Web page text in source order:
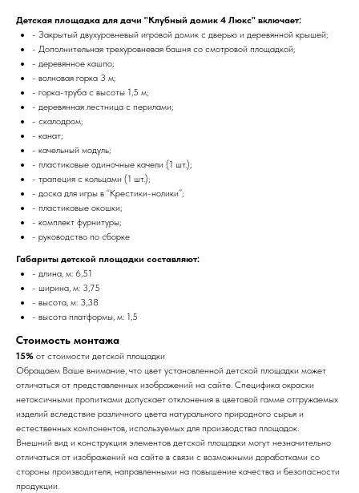
Детская площадка для дачи "Клубный домик 4 Люкс" включает:
- Закрытый двухуровневый игровой домик с дверью и деревянной крышей;
- Дополнительная трехуровневая башня со смотровой площадкой;
- деревянное кашпо;
- волновая горка 3 м;
- горка-труба с высоты 1,5 м;
- деревянная лестница с перилами;
- скалодром;
- канат;
- качельный модуль;
- пластиковые одиночные качели (1 шт.);
- трапеция с кольцами (1 шт.);
- доска для игры в “Крестики-нолики”;
- пластиковые окошки;
- комплект фурнитуры;
- руководство по сборке
Габариты детской площадки составляют:
- длина, м: 6,51
- ширина, м: 3,75
- высота, м: 3,38
- высота платформы, м: 1,5
Стоимость монтажа
15% от стоимости детской площадки
Обращаем Ваше внимание, что цвет установленной детской площадки может
отличаться от представленных изображений на сайте. Специфика окраски
нетоксичными пропитками допускает отклонения в цветовой гамме отгружаемых
изделий вследствие различного цвета натурального природного сырья и
естественных компонентов, используемых для производства площадок.
Внешний вид и конструкция элементов детской площадки могут незначительно
отличаться от изображений на сайте в связи с возможными доработками со
стороны производителя, направленными на повышение качества и безопасности
продукции.